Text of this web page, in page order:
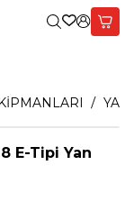
Giriş Yap,
E-Tipi Yan